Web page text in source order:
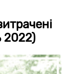
2022)